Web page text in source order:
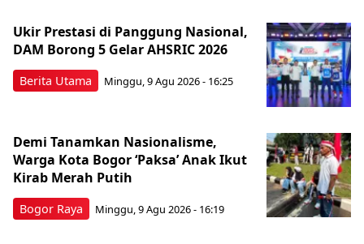
Berita Utama
Ukir Prestasi di Panggung Nasional,
DAM Borong 5 Gelar AHSRIC 2026
Minggu, 9 Agu 2026 - 16:25
Bogor Raya
Demi Tanamkan Nasionalisme,
Warga Kota Bogor ‘Paksa’ Anak Ikut
Kirab Merah Putih
Minggu, 9 Agu 2026 - 16:19